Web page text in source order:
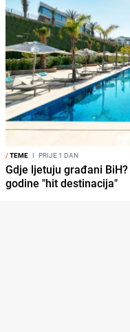
/TEME I PRIJE 1 DAN
Gdje ljetuju građani
godine "hit destinacija"